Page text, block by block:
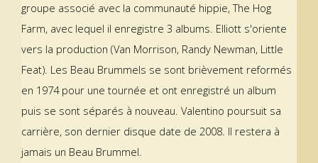
groupe associé avec la communauté hippie, The Hog
Farm, avec lequel il enregistre 3 albums. Elliott s'oriente
vers la production (Van Morrison, Randy Newman, Little
Feat). Les Beau Brummels se sont brièvement reformés
en 1974 pour une tournée et ont enregistré un album
puis se sont séparés à nouveau. Valentino poursuit sa
carrière, son dernier disque date de 2008. Il restera à
jamais un Beau Brummel.